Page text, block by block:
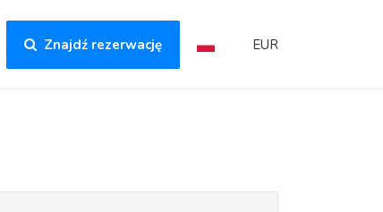
Znajdź rezerwację EUR